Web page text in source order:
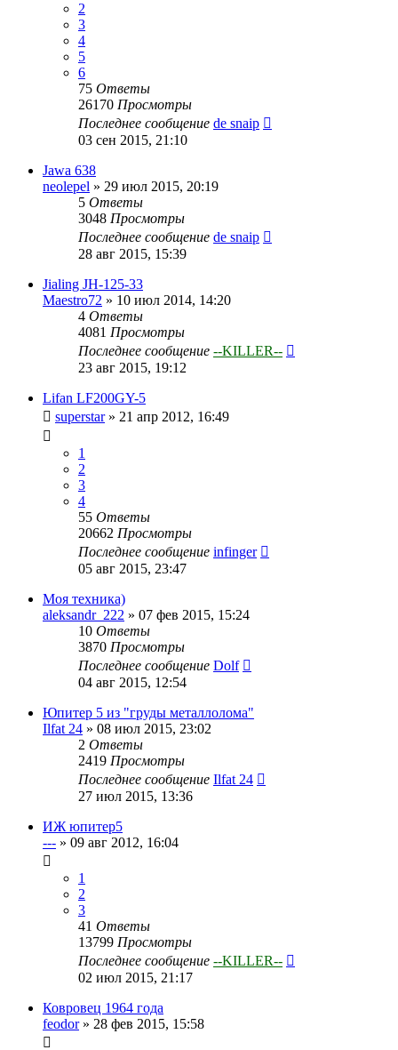
2
3
4
5
6
75 Ответы
26170 Просмотры
Последнее сообщение de snaip
03 сен 2015, 21:10
Jawa 638
neolepel » 29 июл 2015, 20:19
5 Ответы
3048 Просмотры
Последнее сообщение de snaip
28 авг 2015, 15:39
Jialing JH-125-33
Maestro72 » 10 июл 2014, 14:20
4 Ответы
4081 Просмотры
Последнее сообщение --KILLER--
23 авг 2015, 19:12
Lifan LF200GY-5
superstar» 21 апр 2012, 16:49
1
2
3
4
55 Ответы
20662 Просмотры
Последнее сообщение infinger
05 авг 2015, 23:47
Моя техника)
aleksandr_222 » 07 фев 2015, 15:24
10 Ответы
3870 Просмотры
Последнее сообщение Dolf
04 авг 2015, 12:54
Юпитер 5 из "груды металлолома"
Ilfat 24 » 08 июл 2015, 23:02
2 Ответы
2419 Просмотры
Последнее сообщение Ilfat 24
27 июл 2015, 13:36
ИЖ юпитер5
--- » 09 авг 2012, 16:04
1
2
3
41 Ответы
13799 Просмотры
Последнее сообщение --KILLER--
02 июл 2015, 21:17
Ковровец 1964 года
feodor» 28 фев 2015, 15:58